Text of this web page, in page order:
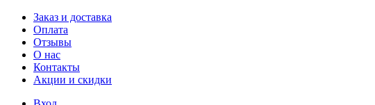
Заказ и доставка
Оплата
Отзывы
О нас
Контакты
Акции и скидки